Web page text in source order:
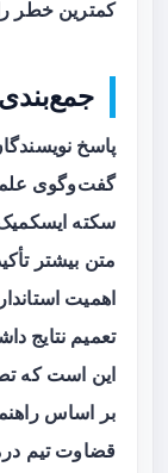
کمترین خطر
گفت‌وگوی علمی
سکته
متن بیشتر
اهمیت
تعمیم نتایج
این است که
بر اساس